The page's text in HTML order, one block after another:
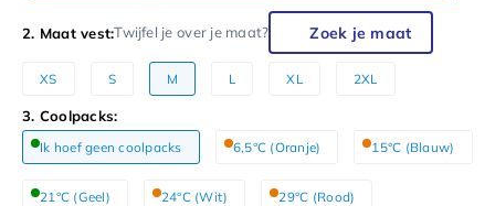
2. Maat vest:Twijfel je over je maat? Zoek je maat
XS S M L XL 2XL
3. Coolpacks:
Ik hoef geen coolpacks 6,5°C (Oranje) 15°C (Blauw)
21°C (Geel) 24°C (Wit) 29°C (Rood)